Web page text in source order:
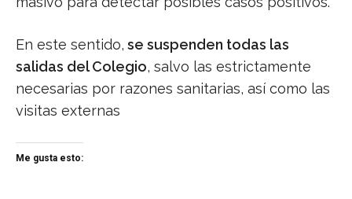
En este sentido, se suspenden todas las
salidas del Colegio, salvo las estrictamente
necesarias por razones sanitarias, así como las
visitas externas
Me gusta esto: